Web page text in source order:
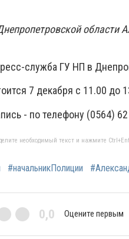
области
служба ГУ НП в
7 декабря с 11.00 до
- по телефону (0564)
необходимый текст и нажмите
#начальникПолиции
0,0 Оцените первым